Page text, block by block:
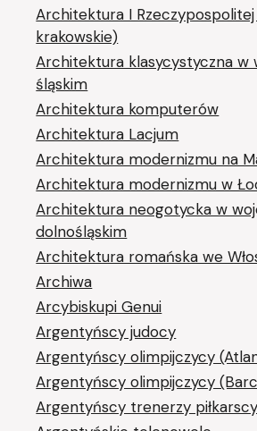
Architektura I
krakowskie)
Architektura klasycystyczna w
śląskim
Architektura komputerów
Architektura Lacjum
Architektura modernizmu na
Architektura modernizmu w
Architektura neogotycka w
dolnośląskim
Architektura romańska we
Archiwa
Arcybiskupi Genui
Argentyńscy judocy
Argentyńscy olimpijczycy
Argentyńscy olimpijczycy
Argentyńscy trenerzy piłkarscy